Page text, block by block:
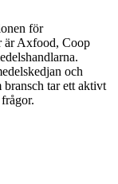
för
är Axfood, Coop
och
tar ett aktivt